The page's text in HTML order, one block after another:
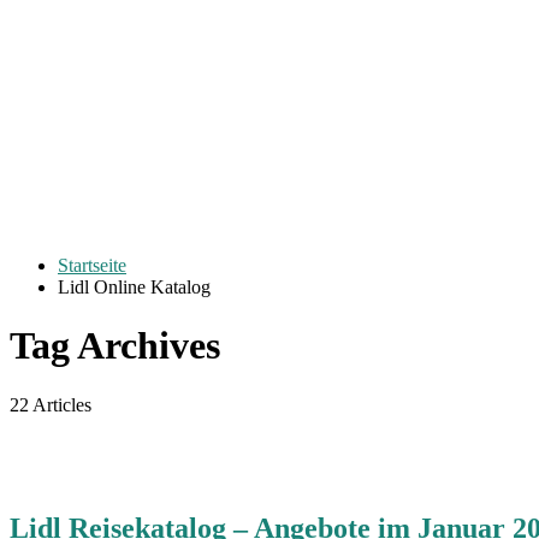
Startseite
Lidl Online Katalog
Tag Archives
22 Articles
Lidl Reisekatalog – Angebote im Januar